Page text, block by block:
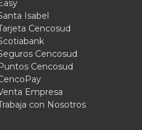
Isabel
Cencosud
Cencosud
Cencosud
Empresa
con Nosotros